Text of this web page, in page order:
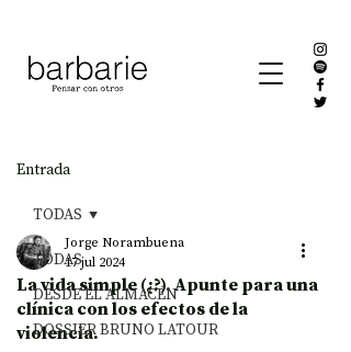
Entrada
TODAS
DESDE EL ALMACÉN
DOSSIER BRUNO LATOUR
TODAS
La vida simple (¿?). Apunte para una
clínica con los efectos de la
violencia.
Jorge Norambuena
17 jul 2024